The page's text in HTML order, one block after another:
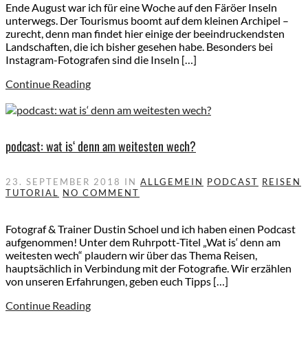
Ende August war ich für eine Woche auf den Färöer Inseln
unterwegs. Der Tourismus boomt auf dem kleinen Archipel –
zurecht, denn man findet hier einige der beeindruckendsten
Landschaften, die ich bisher gesehen habe. Besonders bei
Instagram-Fotografen sind die Inseln […]
Continue Reading
podcast: wat is‘ denn am weitesten wech?
23. SEPTEMBER 2018 IN ALLGEMEIN PODCAST REISEN
TUTORIAL NO COMMENT
Fotograf & Trainer Dustin Schoel und ich haben einen Podcast
aufgenommen! Unter dem Ruhrpott-Titel „Wat is‘ denn am
weitesten wech“ plaudern wir über das Thema Reisen,
hauptsächlich in Verbindung mit der Fotografie. Wir erzählen
von unseren Erfahrungen, geben euch Tipps […]
Continue Reading